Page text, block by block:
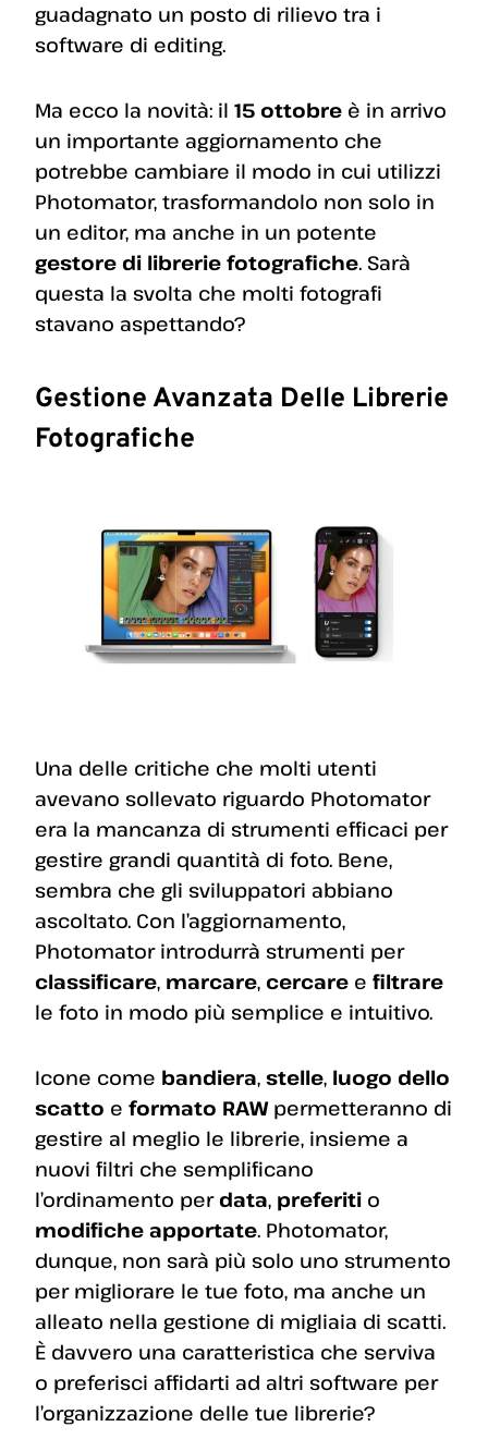
guadagnato un posto di rilievo tra i
software di editing.
Ma ecco la novità: il 15 ottobre è in arrivo
un importante aggiornamento che
potrebbe cambiare il modo in cui utilizzi
Photomator, trasformandolo non solo in
un editor, ma anche in un potente
gestore di librerie fotografiche. Sarà
questa la svolta che molti fotografi
stavano aspettando?
Gestione Avanzata Delle Librerie
Fotografiche
Una delle critiche che molti utenti
avevano sollevato riguardo Photomator
era la mancanza di strumenti efficaci per
gestire grandi quantità di foto. Bene,
sembra che gli sviluppatori abbiano
ascoltato. Con l’aggiornamento,
Photomator introdurrà strumenti per
classificare, marcare, cercare e filtrare
le foto in modo più semplice e intuitivo.
Icone come bandiera, stelle, luogo dello
scatto e formato RAWpermetteranno di
gestire al meglio le librerie, insieme a
nuovi filtri che semplificano
l’ordinamento per data, preferiti o
modifiche apportate. Photomator,
dunque, non sarà più solo uno strumento
per migliorare le tue foto, ma anche un
alleato nella gestione di migliaia di scatti.
È davvero una caratteristica che serviva
o preferisci affidarti ad altri software per
l’organizzazione delle tue librerie?